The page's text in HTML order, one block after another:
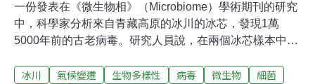
一份發表在《微生物相》（Microbiome）學術期刊的研究
中，科學家分析來自青藏高原的冰川的冰芯，發現1萬
5000年前的古老病毒。研究人員說，在兩個冰芯樣本中發
分析冰芯時發現了33種病毒的基因碼，其中至少有28種是
冰川 氣候變遷 生物多樣性 病毒 微生物
細菌